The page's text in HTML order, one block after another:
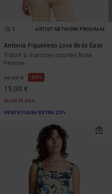
1 ARTIST NETWORK PROGRAM
Antonia Figueiredo Love Birds Easy
T-Shirt à manches courtes Rose
Femme
40,00 € 63%
15,00 €
BONS PLANS
VENTE FLASH EXTRA 25%